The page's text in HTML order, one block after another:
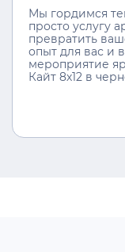
Мы гордимся
просто услугу
превратить
опыт для вас и
мероприятие
Кайт 8х12 в